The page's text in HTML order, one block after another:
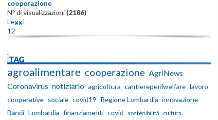
cooperazione
N° di visualizzazioni (2186)
Leggi
1 2
iTAG
agroalimentare cooperazione AgriNews
Coronavirus notiziario agricoltura cantiereperilwelfare lavoro
cooperative sociale covid19 Regione Lombardia innovazione
Bandi Lombardia finanziamenti covid sostenibilità cultura